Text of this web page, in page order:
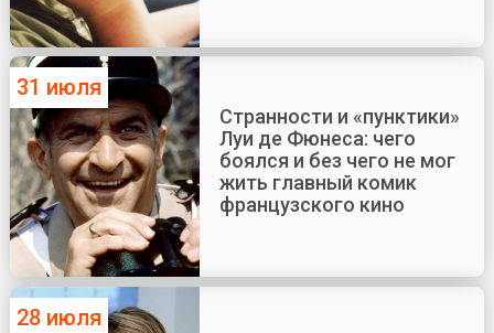
31 июля
Странности и «пунктики»
Луи де Фюнеса: чего
боялся и без чего не мог
жить главный комик
французского кино
28 июля